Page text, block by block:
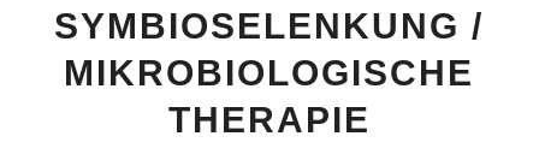
SYMBIOSELENKUNG /
MIKROBIOLOGISCHE
THERAPIE